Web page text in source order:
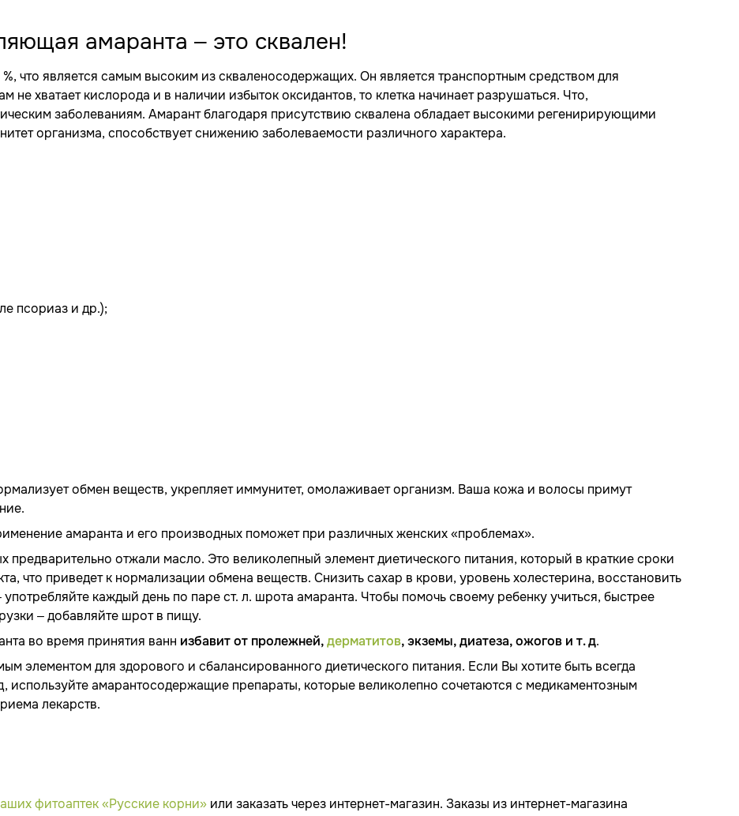
амаранта – это сквален!
что является самым высоким из скваленосодержащих. Он является транспортным средством для
не хватает кислорода и в наличии избыток оксидантов, то клетка начинает разрушаться. Что,
заболеваниям. Амарант благодаря присутствию сквалена обладает высокими регенирирующими
организма, способствует снижению заболеваемости различного характера.
псориаз и др.);
обмен веществ, укрепляет иммунитет, омолаживает организм. Ваша кожа и волосы примут
амаранта и его производных поможет при различных женских «проблемах».
отжали масло. Это великолепный элемент диетического питания, который в краткие сроки
что приведет к нормализации обмена веществ. Снизить сахар в крови, уровень холестерина, восстановить
каждый день по паре ст. л. шрота амаранта. Чтобы помочь своему ребенку учиться, быстрее
– добавляйте шрот в пищу.
во время принятия ванн избавит от пролежней,дерматитов, экземы, диатеза, ожогов и т. д.
элементом для здорового и сбалансированного диетического питания. Если Вы хотите быть всегда
амарантосодержащие препараты, которые великолепно сочетаются с медикаментозным
лекарств.
фитоаптек «Русские корни» или заказать через интернет-магазин. Заказы из интернет-магазина